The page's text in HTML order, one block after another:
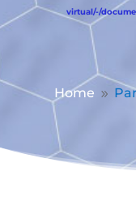
virtual/-/
Home 9